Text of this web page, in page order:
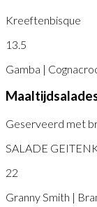
Kreeftenbisque
13.5
Gamba |
Geserveerd met
SALADE
22
Granny Smith |